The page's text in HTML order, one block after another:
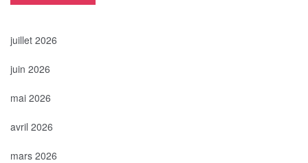
juillet 2026
juin 2026
mai 2026
avril 2026
mars 2026